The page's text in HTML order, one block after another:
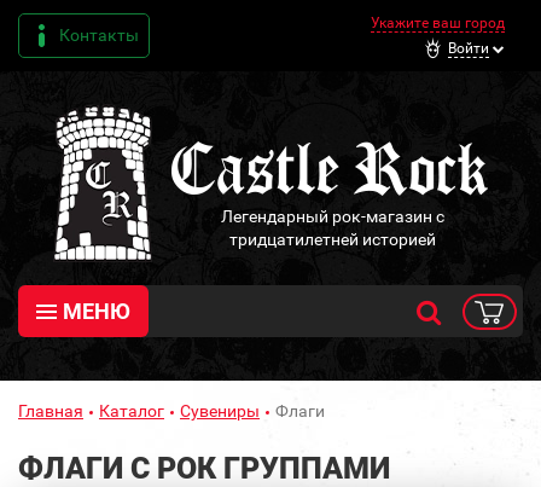
Контакты
Укажите ваш город
Войти
Легендарный рок-магазин с
тридцатилетней историей
МЕНЮ
Главная Каталог Сувениры Флаги
ФЛАГИ С РОК ГРУППАМИ